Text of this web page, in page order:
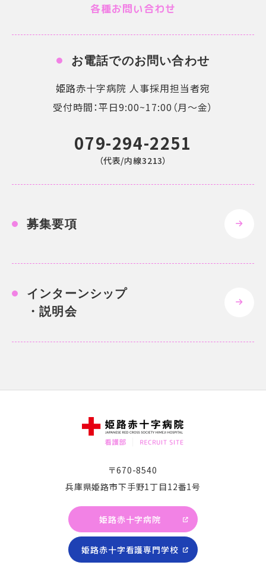
各種お問い合わせ
お電話でのお問い合わせ
姫路赤十字病院 人事採用担当者宛
受付時間：平日9:00~17:00（月〜金）
079-294-2251
（代表/内線3213）
募集要項
インターンシップ
・説明会
〒670-8540
兵庫県姫路市下手野1丁目12番1号
姫路赤十字病院
姫路赤十字看護専門学校